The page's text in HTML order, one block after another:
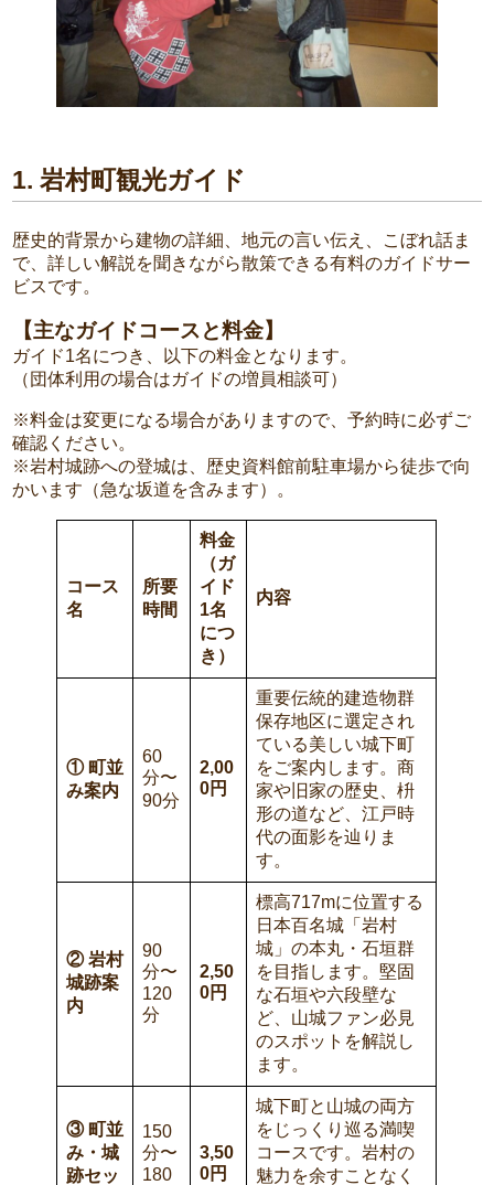
1. 岩村町観光ガイド
歴史的背景から建物の詳細、地元の言い伝え、こぼれ話ま
で、詳しい解説を聞きながら散策できる有料のガイドサー
ビスです。
【主なガイドコースと料金】
ガイド1名につき、以下の料金となります。
（団体利用の場合はガイドの増員相談可）
※料金は変更になる場合がありますので、予約時に必ずご
確認ください。
※岩村城跡への登城は、歴史資料館前駐車場から徒歩で向
かいます（急な坂道を含みます）。
コース
名
所要
時間
料金
（ガ
イド
1名
につ
き）
内容
① 町並
み案内
60
分〜
90分
2,00
0円
重要伝統的建造物群
保存地区に選定され
ている美しい城下町
をご案内します。商
家や旧家の歴史、枡
形の道など、江戸時
代の面影を辿りま
す。
②岩村
城跡案
内
90
分〜
120
分
2,50
0円
標高717mに位置する
日本百名城「岩村
城」の本丸・石垣群
を目指します。堅固
な石垣や六段壁な
ど、山城ファン必見
のスポットを解説し
ます。
③ 町並
み・城
跡セッ
150
分〜
180
3,50
0円
城下町と山城の両方
をじっくり巡る満喫
コースです。岩村の
魅力を余すことなく